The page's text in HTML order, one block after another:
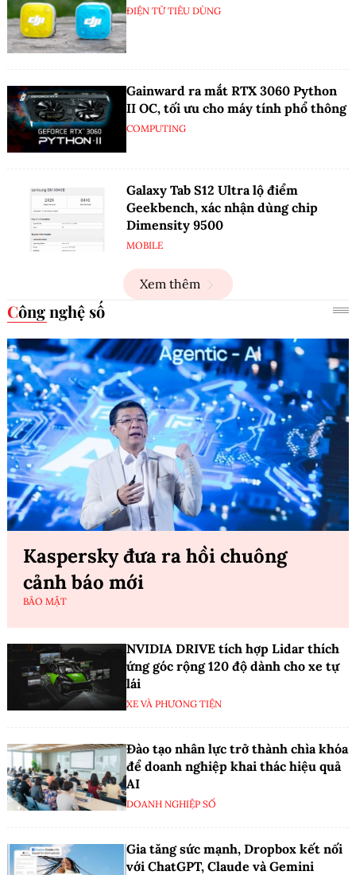
ĐIỆN TỬ TIÊU DÙNG
Gainward ra mắt RTX 3060 Python
II OC, tối ưu cho máy tính phổ thông
COMPUTING
Galaxy Tab S12 Ultra lộ điểm
Geekbench, xác nhận dùng chip
Dimensity 9500
MOBILE
Xem thêm
Công nghệ số
Kaspersky đưa ra hồi chuông
cảnh báo mới
BẢO MẬT
NVIDIA DRIVE tích hợp Lidar thích
ứng góc rộng 120 độ dành cho xe tự
lái
XE VÀ PHƯƠNG TIỆN
Đào tạo nhân lực trở thành chìa khóa
để doanh nghiệp khai thác hiệu quả
AI
DOANH NGHIỆP SỐ
Gia tăng sức mạnh, Dropbox kết nối
với ChatGPT, Claude và Gemini